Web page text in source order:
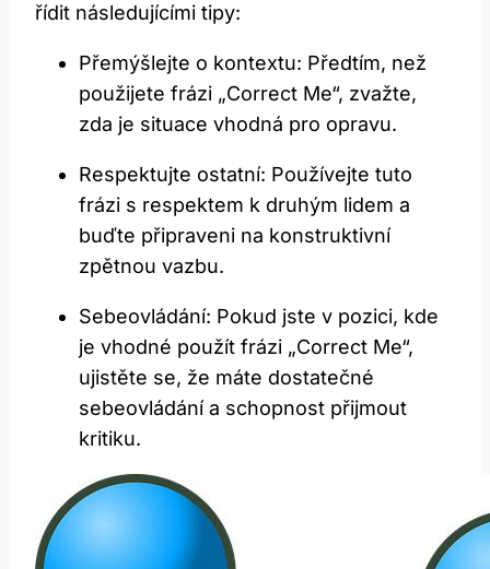
řídit následujícími tipy:
Přemýšlejte o kontextu: Předtím, než
použijete frázi „Correct Me“, zvažte,
zda je situace vhodná pro opravu.
Respektujte ostatní: Používejte tuto
frázi s respektem k druhým lidem a
buďte připraveni na konstruktivní
zpětnou vazbu.
Sebeovládání: Pokud jste v pozici, kde
je vhodné použít frázi „Correct Me“,
ujistěte se, že máte dostatečné
sebeovládání a schopnost přijmout
kritiku.